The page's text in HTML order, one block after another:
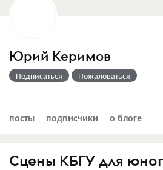
Юрий Керимов
Подписаться Пожаловаться
посты подписчики о блоге
Сцены КБГУ для